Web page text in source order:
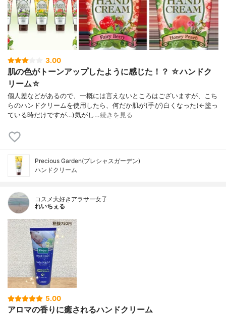
3.00
肌の色がトーンアップしたように感じた！？ ☆ハンドク
リーム☆
個人差などがあるので、一概には言えないところはございますが、こち
らのハンドクリームを使用したら、何だか肌が(手が)白くなった(←塗っ
ている時だけですが…)気がし…続きを見る
Precious Garden(プレシャスガーデン)
ハンドクリーム
コスメ大好きアラサー女子
れいちぇる
5.00
アロマの香りに癒されるハンドクリーム